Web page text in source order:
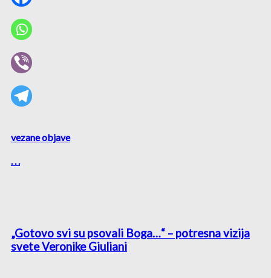
vezane objave
. . .
„Gotovo svi su psovali Boga…“ – potresna vizija
svete Veronike Giuliani